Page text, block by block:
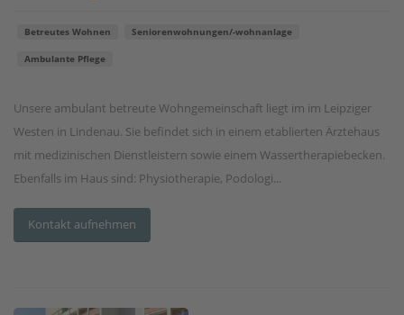
Betreutes Wohnen Seniorenwohnungen/-wohnanlage
Ambulante Pflege
Unsere ambulant betreute Wohngemeinschaft liegt im im Leipziger
Westen in Lindenau. Sie befindet sich in einem etablierten Ärztehaus
mit medizinischen Dienstleistern sowie einem Wassertherapiebecken.
Ebenfalls im Haus sind: Physiotherapie, Podologi...
Kontakt aufnehmen